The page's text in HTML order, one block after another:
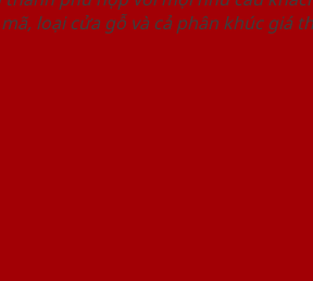
loại cửa gỗ và cả phân khúc giá